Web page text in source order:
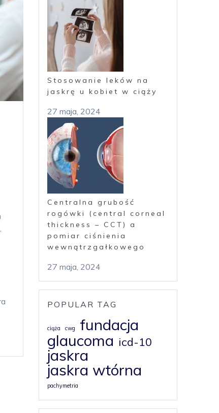
Stosowanie leków na
jaskrę u kobiet w ciąży
27 maja, 2024
Centralna grubość
rogówki (central corneal
thickness – CCT) a
pomiar ciśnienia
wewnątrzgałkowego
27 maja, 2024
POPULAR TAG
ciąża cwg
fundacja
glaucoma icd-10
jaskra
jaskra wtórna
pachymetria